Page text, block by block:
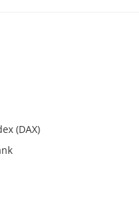
(DAX)